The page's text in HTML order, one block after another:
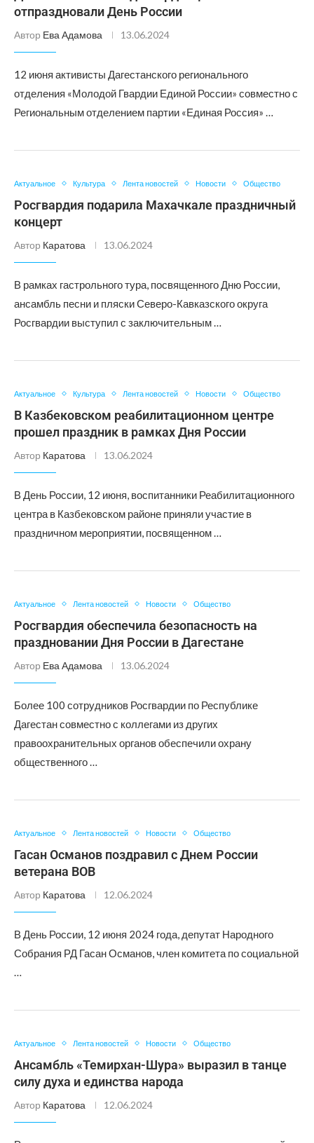
отпраздновали День России
Автор Ева Адамова 13.06.2024
12 июня активисты Дагестанского регионального
отделения «Молодой Гвардии Единой России» совместно с
Региональным отделением партии «Единая Россия» …
Актуальное Культура Лента новостей Новости Общество
Росгвардия подарила Махачкале праздничный
концерт
Автор Каратова 13.06.2024
В рамках гастрольного тура, посвященного Дню России,
ансамбль песни и пляски Северо-Кавказского округа
Росгвардии выступил с заключительным …
Актуальное Культура Лента новостей Новости Общество
В Казбековском реабилитационном центре
прошел праздник в рамках Дня России
Автор Каратова 13.06.2024
В День России, 12 июня, воспитанники Реабилитационного
центра в Казбековском районе приняли участие в
праздничном мероприятии, посвященном …
Актуальное Лента новостей Новости Общество
Росгвардия обеспечила безопасность на
праздновании Дня России в Дагестане
Автор Ева Адамова 13.06.2024
Более 100 сотрудников Росгвардии по Республике
Дагестан совместно с коллегами из других
правоохранительных органов обеспечили охрану
общественного …
Актуальное Лента новостей Новости Общество
Гасан Османов поздравил с Днем России
ветерана ВОВ
Автор Каратова 12.06.2024
В День России, 12 июня 2024 года, депутат Народного
Собрания РД Гасан Османов, член комитета по социальной
…
Актуальное Лента новостей Новости Общество
Ансамбль «Темирхан-Шура» выразил в танце
силу духа и единства народа
Автор Каратова 12.06.2024